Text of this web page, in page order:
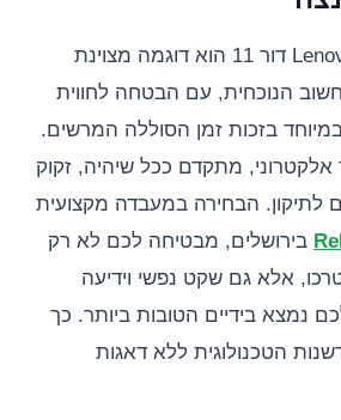
ה-Lenovo Yoga 9 2-in-1 דור 11 הוא דוגמה מצוינת
הנוכחית, עם הבטחה לחווית
בזכות זמן הסוללה המרשים.
מתקדם ככל שיהיה, זקוק
לתיקון. הבחירה במעבדה מקצועית
בירושלים, מבטיחה לכם לא רק
אלא גם שקט נפשי וידיעה
נמצא בידיים הטובות ביותר. כך
הטכנולוגית ללא דאגות